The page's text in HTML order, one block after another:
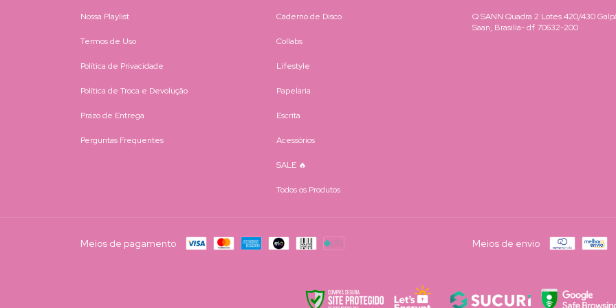
Nossa Playlist
Termos de Uso
Política de Privacidade
Política de Troca e Devolução
Prazo de Entrega
Perguntas Frequentes
Caderno de Disco
Collabs
Lifestyle
Papelaria
Escrita
Acessórios
SALE 🔥
Todos os Produtos
Q SANN Quadra 2 Lotes 420/430
Saan, Brasilia- df 70632-200
Meios de pagamento Meios de envio